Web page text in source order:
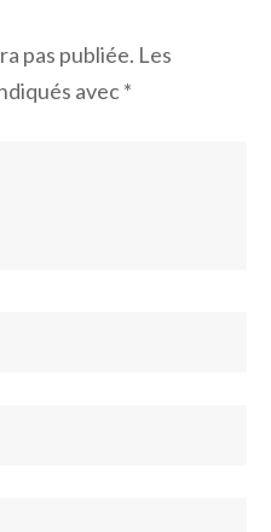
pas publiée. Les
avec*